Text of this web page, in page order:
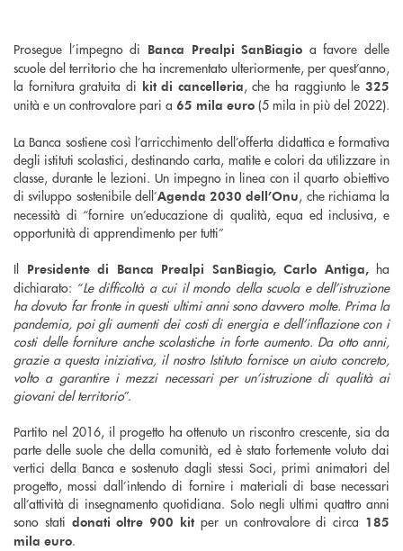
Prosegue l’impegno di Banca Prealpi SanBiagio a favore delle
scuole del territorio che ha incrementato ulteriormente, per quest’anno,
la fornitura gratuita di kit di cancelleria, che ha raggiunto le325
unità e un controvalore pari a 65 mila euro (5 mila in più del 2022).
La Banca sostiene così l’arricchimento dell’offerta didattica e formativa
degli istituti scolastici, destinando carta, matite e colori da utilizzare in
classe, durante le lezioni. Un impegno in linea con il quarto obiettivo
di sviluppo sostenibile dell’Agenda 2030 dell’Onu, che richiama la
necessità di “fornire un’educazione di qualità, equa ed inclusiva, e
opportunità di apprendimento per tutti”
Il Presidente di Banca Prealpi SanBiagio, Carlo Antiga,ha
dichiarato: “Le difficoltà a cui il mondo della scuola e dell’istruzione
ha dovuto far fronte in questi ultimi anni sono davvero molte. Prima la
pandemia, poi gli aumenti dei costi di energia e dell’inflazione con i
costi delle forniture anche scolastiche in forte aumento. Da otto anni,
grazie a questa iniziativa, il nostro Istituto fornisce un aiuto concreto,
volto a garantire i mezzi necessari per un’istruzione di qualità ai
giovani del territorio”.
Partito nel 2016, il progetto ha ottenuto un riscontro crescente, sia da
parte delle suole che della comunità, ed è stato fortemente voluto dai
vertici della Banca e sostenuto dagli stessi Soci, primi animatori del
progetto, mossi dall’intendo di fornire i materiali di base necessari
all’attività di insegnamento quotidiana. Solo negli ultimi quattro anni
sono stati donati oltre 900 kit per un controvalore di circa 185
mila euro.